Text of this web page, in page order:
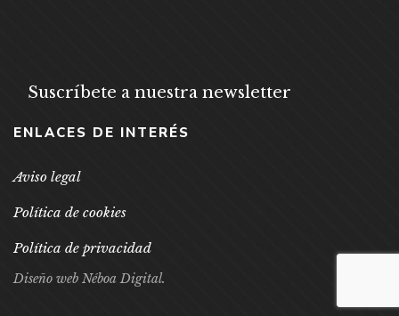
Suscríbete a nuestra newsletter
ENLACES DE INTERÉS
Aviso legal
Política de cookies
Política de privacidad
Diseño web Néboa Digital.